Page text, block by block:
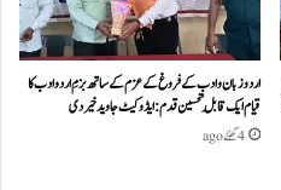
اردو زبان و ادب کے فروغ کے عزم کے ساتھ بزمِ اردو ادب کا
قیام ایک قابلِ تحسین قدم : ایڈوکیٹ جاوید خیردی
4 گھنٹے ago